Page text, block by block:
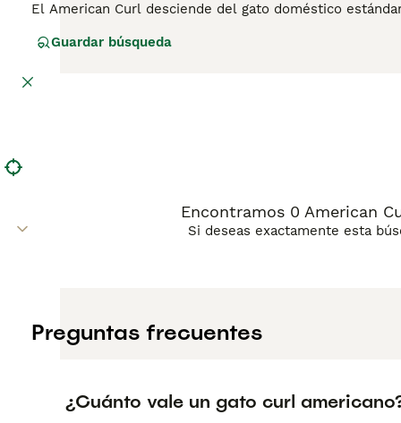
El American Curl desciende del gato doméstico
Guardar búsqueda
Encontramos 0 American
Si deseas exactamente esta
Preguntas frecuentes
¿Cuánto vale un gato curl